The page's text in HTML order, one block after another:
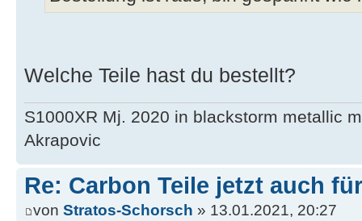
Welche Teile hast du bestellt?
S1000XR Mj. 2020 in blackstorm metallic
Akrapovic
Re: Carbon Teile jetzt auch
von Stratos-Schorsch » 13.01.2021, 20:27